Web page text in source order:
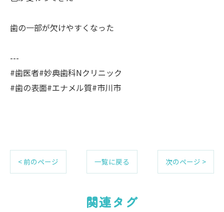
歯の一部が欠けやすくなった
---
#歯医者#妙典歯科Nクリニック
#歯の表面#エナメル質#市川市
< 前のページ 一覧に戻る 次のページ >
関連タグ